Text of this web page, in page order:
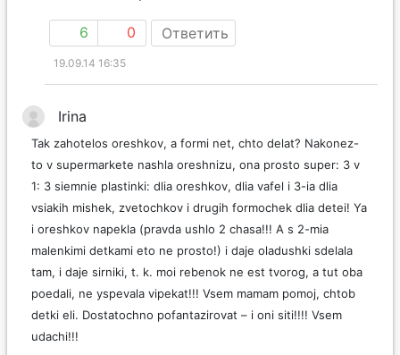
6 0 Ответить
19.09.14 16:35
Irina
Tak zahotelos oreshkov, a formi net, chto delat? Nakonez-
to v supermarkete nashla oreshnizu, ona prosto super: 3 v
1: 3 siemnie plastinki: dlia oreshkov, dlia vafel i 3-ia dlia
vsiakih mishek, zvetochkov i drugih formochek dlia detei! Ya
i oreshkov napekla (pravda ushlo 2 chasa!!! A s 2-mia
malenkimi detkami eto ne prosto!) i daje oladushki sdelala
tam, i daje sirniki, t. k. moi rebenok ne est tvorog, a tut oba
poedali, ne yspevala vipekat!!! Vsem mamam pomoj, chtob
detki eli. Dostatochno pofantazirovat – i oni siti!!!! Vsem